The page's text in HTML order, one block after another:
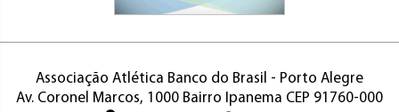
Associação Atlética Banco do Brasil - Porto Alegre
Av. Coronel Marcos, 1000 Bairro Ipanema CEP 91760-000